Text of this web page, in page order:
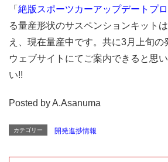
「 絶版スポーツカーアップデートプ
る量産形状のサスペンションキット
え、現在量産中です。共に3月上旬の
ウェブサイトにてご案内できると思
い!!
Posted by A.Asanuma
カテゴリー 開発進捗情報